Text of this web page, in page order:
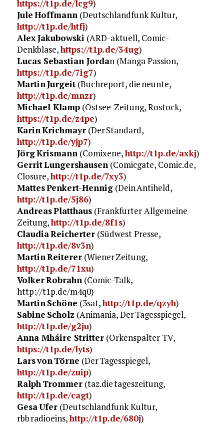
https://t1p.de/lcg9)
Jule Hoffmann(Deutschlandfunk Kultur,
http://t1p.de/htfj)
Alex Jakubowski (ARD-aktuell, Comic-
Denkblase,https://t1p.de/34ug)
Lucas Sebastian Jordan (Manga Passion,
https://t1p.de/7ig7)
Martin Jurgeit(Buchreport, die neunte,
http://t1p.de/mnzr)
Michael Klamp(Ostsee-Zeitung, Rostock,
https://t1p.de/z4pe)
Karin Krichmayr(Der Standard,
http://t1p.de/yjp7)
Jörg Krismann(Comixene,http://t1p.de/axkj)
Gerrit Lungershausen(Comicgate, Comic.de,
Closure,http://t1p.de/7xy3)
Mattes Penkert-Hennig(Dein Antiheld,
http://t1p.de/5j86)
Andreas Platthaus(Frankfurter Allgemeine
Zeitung,http://t1p.de/8f1s)
Claudia Reicherter(Südwest Presse,
http://t1p.de/8v3n)
Martin Reiterer(Wiener Zeitung,
http://t1p.de/71xu)
Volker Robrahn(Comic-Talk,
http://t1p.de/m4q0)
Martin Schöne (3sat,http://t1p.de/qzyh)
Sabine Scholz (Animania, Der Tagesspiegel,
http://t1p.de/g2ju)
Anna Mháire Stritter(Orkenspalter TV,
https://t1p.de/lyts)
Lars von Törne (Der Tagesspiegel,
http://t1p.de/zuip)
Ralph Trommer(taz.die tageszeitung,
http://t1p.de/cagt)
Gesa Ufer(Deutschlandfunk Kultur,
rbb radioeins,http://t1p.de/680j)